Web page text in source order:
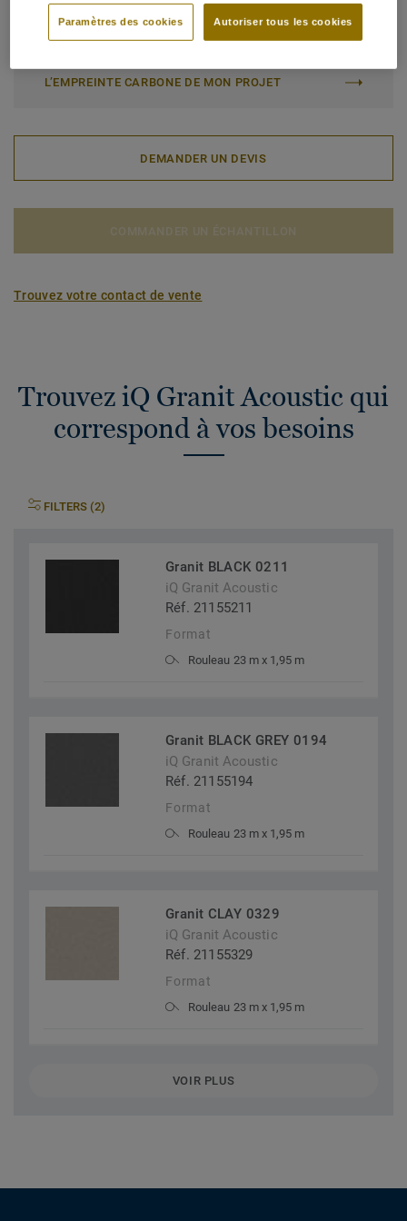
Empreinte carbone totale (recyclage en fin de vie)
2
L’EMPREINTE CARBONE DE MON PROJET
DEMANDER UN DEVIS
Trouvez votre contact de vente
Trouvez iQ Granit Acoustic qui
correspond à vos besoins
FILTERS (2)
Granit BLACK 0211
iQ Granit Acoustic
Réf. 21155211
Format
Rouleau 23 m x 1,95 m
Granit BLACK GREY 0194
iQ Granit Acoustic
Réf. 21155194
Format
Rouleau 23 m x 1,95 m
Granit CLAY 0329
iQ Granit Acoustic
Réf. 21155329
Format
Rouleau 23 m x 1,95 m
VOIR PLUS
Autoriser tous les cookies
Paramètres des cookies